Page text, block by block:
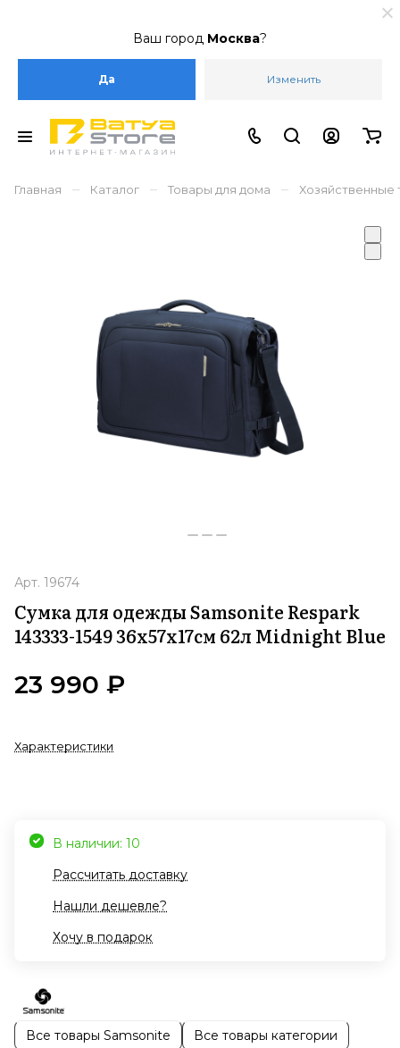
Ваш город Москва?
Да Изменить
Главная – Каталог – Товары для дома – Хозяйственные
Арт. 19674
Сумка для одежды Samsonite Respark
143333-1549 36x57x17см 62л Midnight Blue
23 990 ₽
Характеристики
В наличии: 10
Рассчитать доставку
Нашли дешевле?
Хочу в подарок
Все товары Samsonite Все товары категории